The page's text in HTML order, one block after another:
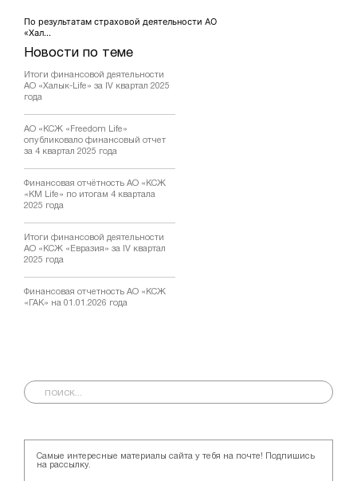
Новости по теме
Итоги финансовой деятельности
АО «Халык-Life» за IV квартал 2025
года
АО «КСЖ «Freedom Life»
опубликовало финансовый отчет
за 4 квартал 2025 года
Финансовая отчётность АО «КСЖ
«KM Life» по итогам 4 квартала
2025 года
Итоги финансовой деятельности
АО «КСЖ «Евразия» за IV квартал
2025 года
Финансовая отчетность АО «КСЖ
«ГАК» на 01.01.2026 года
По результатам страховой деятельности АО
«Хал...
Самые интересные материалы сайта у тебя на почте! Подпишись
на рассылку.